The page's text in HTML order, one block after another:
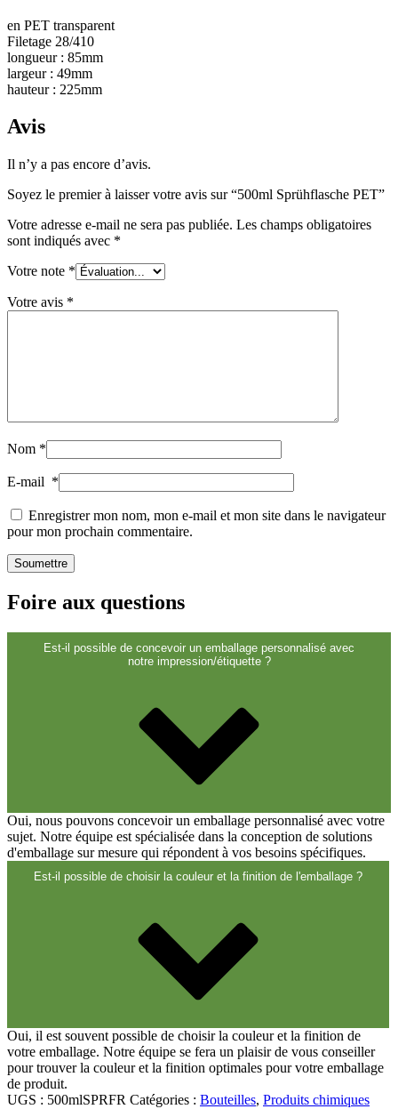
Cosmétiques
Alimentation
Durable(301)
Bouteilles de sauce(24)
Pulvérisateur(18)
Réservoirs(2)
Fermetures(173)
en PET transparent
Filetage 28/410
longueur : 85mm
largeur : 49mm
hauteur : 225mm
Avis
Il n’y a pas encore d’avis.
Soyez le premier à laisser votre avis sur “500ml Sprühflasche PET”
Votre adresse e-mail ne sera pas publiée. Les champs obligatoires
sont indiqués avec *
Votre note *
Votre avis *
Nom *
E-mail *
Enregistrer mon nom, mon e-mail et mon site dans le navigateur
pour mon prochain commentaire.
Foire aux questions
Est-il possible de concevoir un emballage personnalisé avec
notre impression/étiquette ?
Oui, nous pouvons concevoir un emballage personnalisé avec votre
sujet. Notre équipe est spécialisée dans la conception de solutions
d'emballage sur mesure qui répondent à vos besoins spécifiques.
Est-il possible de choisir la couleur et la finition de l'emballage ?
Oui, il est souvent possible de choisir la couleur et la finition de
votre emballage. Notre équipe se fera un plaisir de vous conseiller
pour trouver la couleur et la finition optimales pour votre emballage
de produit.
UGS : 500mlSPRFR Catégories : Bouteilles, Produits chimiques